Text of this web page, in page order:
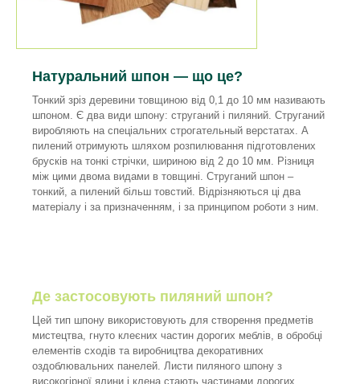
Натуральний шпон — що це?
Тонкий зріз деревини товщиною від 0,1 до 10 мм називають
шпоном. Є два види шпону: струганий і пиляний. Струганий
виробляють на спеціальних строгательный верстатах. А
пилений отримують шляхом розпилювання підготовлених
брусків на тонкі стрічки, шириною від 2 до 10 мм. Різниця
між цими двома видами в товщині. Струганий шпон –
тонкий, а пилений більш товстий. Відрізняються ці два
матеріалу і за призначенням, і за принципом роботи з ним.
Де застосовують пиляний шпон?
Цей тип шпону використовують для створення предметів
мистецтва, гнуто клеєних частин дорогих меблів, в обробці
елементів сходів та виробництва декоративних
оздоблювальних панелей. Листи пиляного шпону з
високогірної ялини і клена стають частинами дорогих